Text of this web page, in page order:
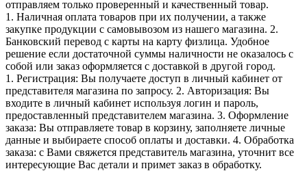
отправляем только проверенный и качественный товар.
1. Наличная оплата товаров при их получении, а также
закупке продукции с самовывозом из нашего магазина. 2.
Банковский перевод с карты на карту физлица. Удобное
решение если достаточной суммы наличности не оказалось с
собой или заказ оформляется с доставкой в другой город.
1. Регистрация: Вы получаете доступ в личный кабинет от
представителя магазина по запросу. 2. Авторизация: Вы
входите в личный кабинет используя логин и пароль,
предоставленный представителем магазина. 3. Оформление
заказа: Вы отправляете товар в корзину, заполняете личные
данные и выбираете способ оплаты и доставки. 4. Обработка
заказа: с Вами свяжется представитель магазина, уточнит все
интересующие Вас детали и примет заказ в обработку.